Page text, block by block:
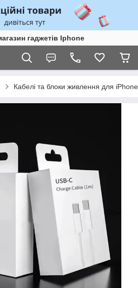
гаджетів Iphone
Кабелі та блоки живлення для iPhone